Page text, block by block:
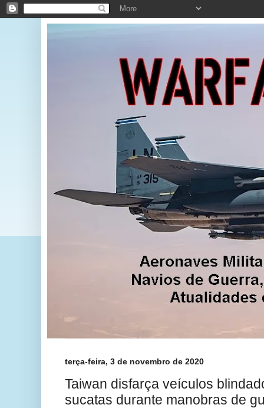
terça-feira, 3 de novembro de 2020
Taiwan disfarça veículos
sucatas durante manobras de